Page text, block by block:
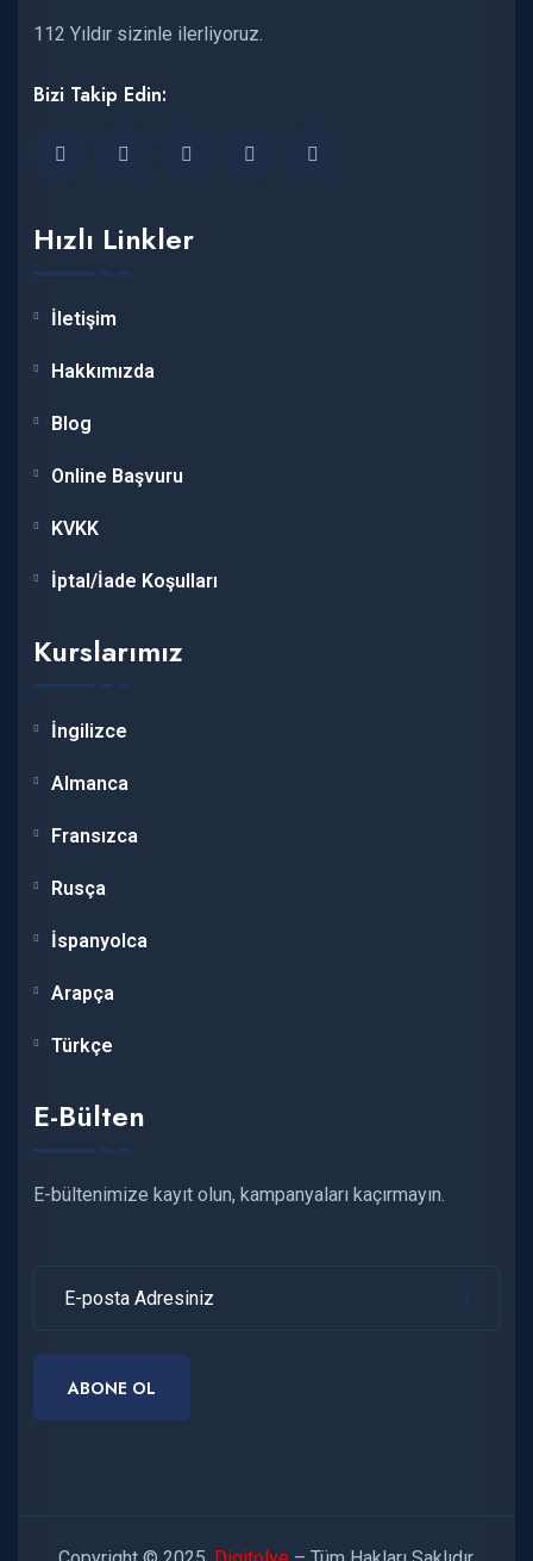
112 Yıldır sizinle ilerliyoruz.
Bizi Takip Edin:
Hızlı Linkler
İletişim
Hakkımızda
Blog
Online Başvuru
KVKK
İptal/İade Koşulları
Kurslarımız
İngilizce
Almanca
Fransızca
Rusça
İspanyolca
Arapça
Türkçe
E-Bülten
E-bültenimize kayıt olun, kampanyaları kaçırmayın.
ABONE OL